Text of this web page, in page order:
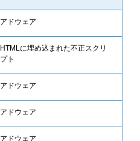
アドウェア
HTMLに埋め込まれた不正スクリ
プト
アドウェア
アドウェア
アドウェア